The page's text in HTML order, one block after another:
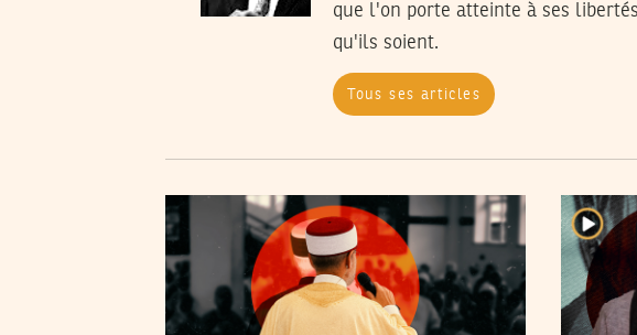
que l'on porte atteinte à ses
qu'ils soient.
Tous ses articles